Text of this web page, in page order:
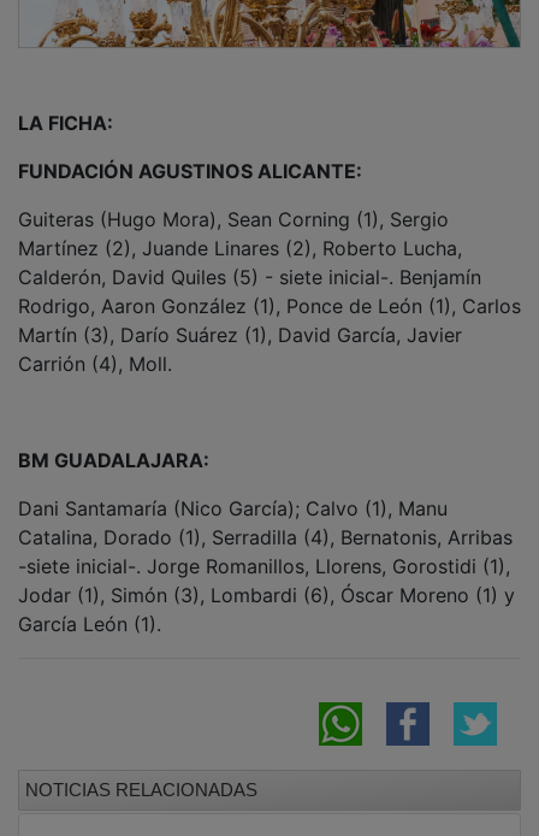
FUNDACIÓN AGUSTINOS ALICANTE:
Martínez (2), Juande Linares (2), Roberto Lucha,
Calderón, David Quiles (5) - siete inicial-. Benjamín
Rodrigo, Aaron González (1), Ponce de León (1), Carlos
Martín (3), Darío Suárez (1), David García, Javier
Carrión (4), Moll.
Catalina, Dorado (1), Serradilla (4), Bernatonis, Arribas
-siete inicial-. Jorge Romanillos, Llorens, Gorostidi (1),
Jodar (1), Simón (3), Lombardi (6), Óscar Moreno (1) y
García León (1).